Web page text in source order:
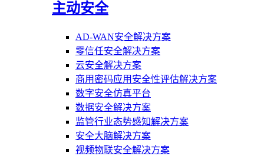
主动安全
AD-WAN安全解决方案
零信任安全解决方案
云安全解决方案
商用密码应用安全性评估解决方案
数字安全仿真平台
数据安全解决方案
监管行业态势感知解决方案
安全大脑解决方案
视频物联安全解决方案